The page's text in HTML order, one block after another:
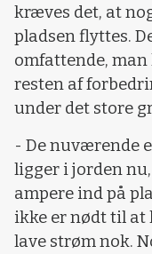
kræves det, at
pladsen flyttes.
omfattende, man
resten af
under det store
- De nuværende
ligger i jorden
ampere ind på
ikke er nødt til at
lave strøm nok.